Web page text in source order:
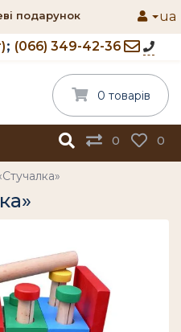
подарунок
(066) 349-42-36
ua
0 0
0 товарів